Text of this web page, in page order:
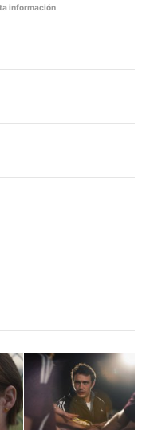
información